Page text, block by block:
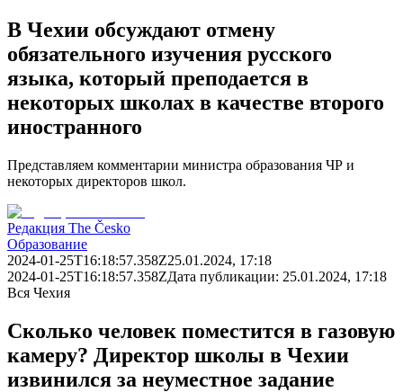
В Чехии обсуждают отмену
обязательного изучения русского
языка, который преподается в
некоторых школах в качестве второго
иностранного
Представляем комментарии министра образования ЧР и
некоторых директоров школ.
Редакция The Česko
Образование
2024-01-25T16:18:57.358Z25.01.2024, 17:18
2024-01-25T16:18:57.358ZДата публикации: 25.01.2024, 17:18
Вся Чехия
Сколько человек поместится в газовую
камеру? Директор школы в Чехии
извинился за неуместное задание